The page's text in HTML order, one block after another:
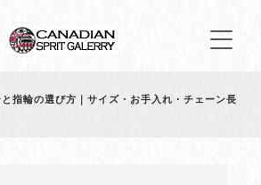
指輪の選び方｜サイズ・お手入れ・チェーン長